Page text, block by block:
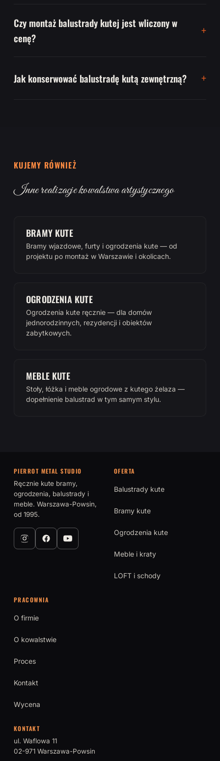
Czy montaż balustrady kutej jest wliczony w
cenę?
Jak konserwować balustradę kutą zewnętrzną?
KUJEMY RÓWNIEŻ
Inne realizacje kowalstwa artystycznego
BRAMY KUTE
Bramy wjazdowe, furty i ogrodzenia kute — od
projektu po montaż w Warszawie i okolicach.
OGRODZENIA KUTE
Ogrodzenia kute ręcznie — dla domów
jednorodzinnych, rezydencji i obiektów
zabytkowych.
MEBLE KUTE
Stoły, łóżka i meble ogrodowe z kutego żelaza —
dopełnienie balustrad w tym samym stylu.
PIERROT METAL STUDIO
Ręcznie kute bramy,
ogrodzenia, balustrady i
meble. Warszawa-Powsin,
od 1995.
OFERTA
Balustrady kute
Bramy kute
Ogrodzenia kute
Meble i kraty
LOFT i schody
PRACOWNIA
O firmie
O kowalstwie
Proces
Kontakt
Wycena
KONTAKT
ul. Waflowa 11
02-971 Warszawa-Powsin